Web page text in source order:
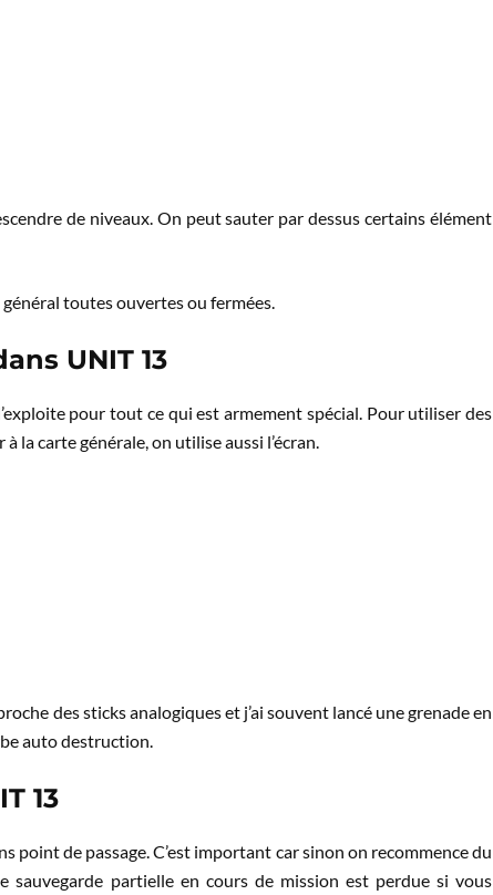
de niveaux. On peut sauter par dessus certains élément
général toutes ouvertes ou fermées.
UNIT 13
pour tout ce qui est armement spécial. Pour utiliser des
la carte générale, on utilise aussi l’écran.
des sticks analogiques et j’ai souvent lancé une grenade en
auto destruction.
13
point de passage. C’est important car sinon on recommence du
partielle en cours de mission est perdue si vous